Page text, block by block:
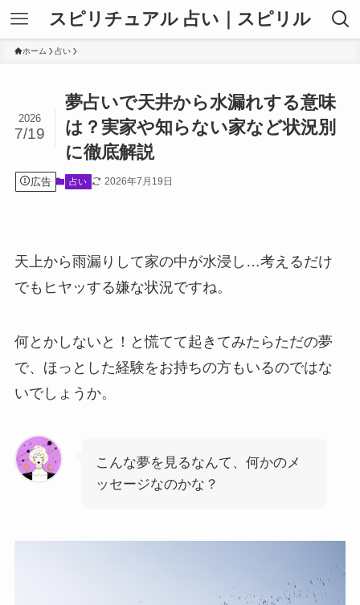
スピリチュアル 占い｜スピリル
ホーム 占い
夢占いで天井から水漏れする意味
は？実家や知らない家など状況別
に徹底解説
2026
7/19
広告 占い 2026年7月19日
天上から雨漏りして家の中が水浸し…考えるだけ
でもヒヤッする嫌な状況ですね。
何とかしないと！と慌てて起きてみたらただの夢
で、ほっとした経験をお持ちの方もいるのではな
いでしょうか。
こんな夢を見るなんて、何かのメ
ッセージなのかな？